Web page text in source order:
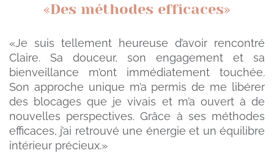
«Des méthodes efficaces»
«Je suis tellement heureuse d’avoir rencontré
Claire. Sa douceur, son engagement et sa
bienveillance m’ont immédiatement touchée.
Son approche unique m’a permis de me libérer
des blocages que je vivais et m’a ouvert à de
nouvelles perspectives. Grâce à ses méthodes
efficaces, j’ai retrouvé une énergie et un équilibre
intérieur précieux.»